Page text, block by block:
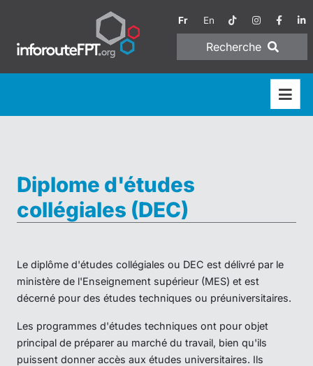
Fr En
Recherche
Diplome d'études
collégiales (DEC)
Le diplôme d'études collégiales ou DEC est délivré par le
ministère de l'Enseignement supérieur (MES) et est
décerné pour des études techniques ou préuniversitaires.
Les programmes d'études techniques ont pour objet
principal de préparer au marché du travail, bien qu'ils
puissent donner accès aux études universitaires. Ils